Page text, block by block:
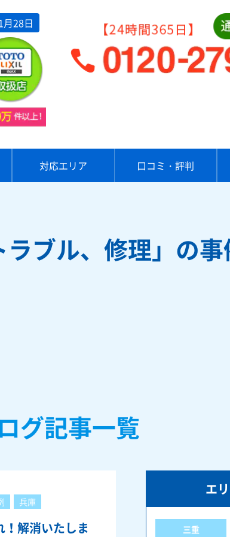
28日
対応エリア 口コミ・評判
ブル、修理」の
グ記事一覧
兵庫
解消いたしま
エ
三重